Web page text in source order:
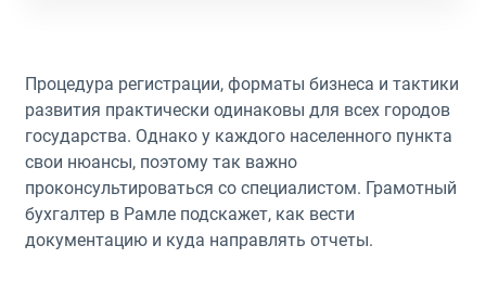
Процедура регистрации, форматы бизнеса и тактики
развития практически одинаковы для всех городов
государства. Однако у каждого населенного пункта
свои нюансы, поэтому так важно
проконсультироваться со специалистом. Грамотный
бухгалтер в Рамле подскажет, как вести
документацию и куда направлять отчеты.